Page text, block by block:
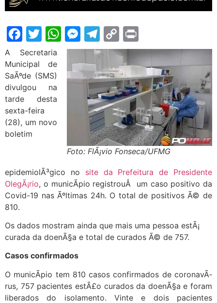
Facebook
Twitter
WhatsApp
Messenger
Telegram
Copy
Link
Foto: FlÃ¡vio Fonseca/UFMG
A Secretaria
Municipal de
SaÃºde (SMS)
divulgou na
tarde desta
sexta-feira
(28), um novo
boletim
epidemiolÃ³gico no site da Prefeitura de Presidente
OlegÃ¡rio, o municÃ­pio registrouÂ um caso positivo da
Covid-19 nas Ãºltimas 24h. O total de positivos Ã© de
810.
Os dados mostram ainda que mais uma pessoa estÃ¡
curada da doenÃ§a e total de curados Ã© de 757.
Casos confirmados
O municÃ­pio tem 810 casos confirmados de coronavÃ­
rus, 757 pacientes estÃ£o curados da doenÃ§a e foram
liberados do isolamento. Vinte e dois pacientes